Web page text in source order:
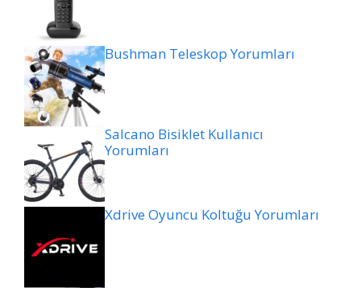
Bushman Teleskop Yorumları
Salcano Bisiklet Kullanıcı
Yorumları
Xdrive Oyuncu Koltuğu Yorumları